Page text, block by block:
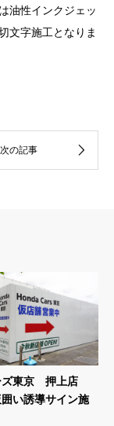
油性インクジェッ
文字施工となりま
ズ東京 押上店
い誘導サイン施